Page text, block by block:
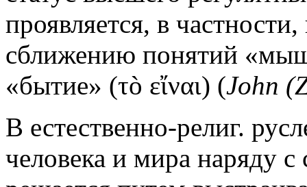
проявляется, в
сближению понятий
«бытие» (τò εἴναι) (John
В естественно-религ.
человека и мира наряду